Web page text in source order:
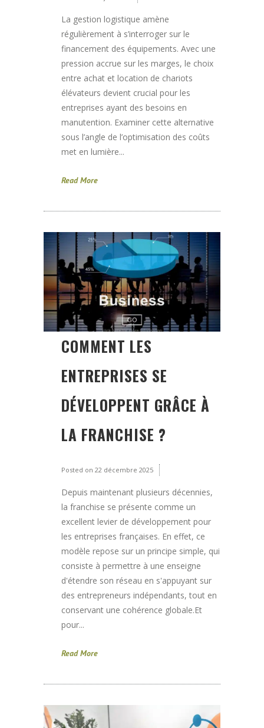
La gestion logistique amène
régulièrement à s’interroger sur le
financement des équipements. Avec une
pression accrue sur les marges, le choix
entre achat et location de chariots
élévateurs devient crucial pour les
entreprises ayant des besoins en
manutention. Examiner cette alternative
sous l’angle de l’optimisation des coûts
met en lumière...
Read More
COMMENT LES
ENTREPRISES SE
DÉVELOPPENT GRÂCE À
LA FRANCHISE ?
Posted on 22 décembre 2025
Depuis maintenant plusieurs décennies,
la franchise se présente comme un
excellent levier de développement pour
les entreprises françaises. En effet, ce
modèle repose sur un principe simple, qui
consiste à permettre à une enseigne
d'étendre son réseau en s'appuyant sur
des entrepreneurs indépendants, tout en
conservant une cohérence globale.Et
pour...
Read More